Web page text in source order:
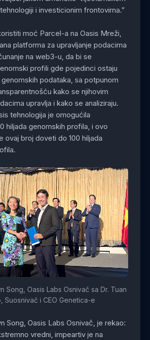
i investicionim frontovima.”
moć Parcel-a na Oasis Mreži,
platforma za upravljanje podacima
na web3-u, da bi se
profili gde pojedinci ostaju
podataka, sa potpunom
kako se njihovim
upravlja i kako se analiziraju.
tehnologija je omogućila
hiljada genomskih profila, i ovo
ovaj broj doveti do 100 hiljada
Song, Oasis Labs Osnivač sa Dr. Tuan
Suosnivač i CEO Genetica-e
Song, Oasis Labs Osnivač, je rekao:
vredni, impeartiv je na